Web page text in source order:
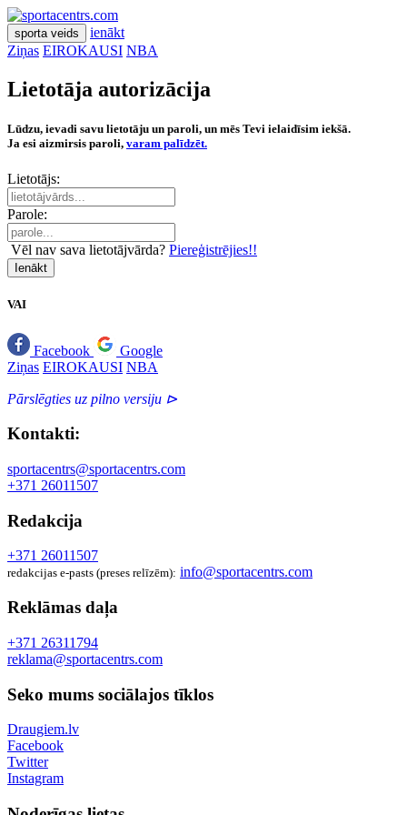
sporta veids
ienākt
Ziņas EIROKAUSI NBA
Lietotāja autorizācija
Lūdzu, ievadi savu lietotāju un paroli, un mēs Tevi ielaidīsim iekšā.
Ja esi aizmirsis paroli, varam palīdzēt.
Lietotājs:
Parole:
Vēl nav sava lietotājvārda? Piereģistrējies!!
Ienākt
VAI
Facebook
Google
Ziņas EIROKAUSI NBA
Pārslēgties uz pilno versiju ⊳
Kontakti:
sportacentrs@sportacentrs.com
+371 26011507
Redakcija
+371 26011507
redakcijas e-pasts (preses relīzēm): info@sportacentrs.com
Reklāmas daļa
+371 26311794
reklama@sportacentrs.com
Seko mums sociālajos tīklos
Draugiem.lv
Facebook
Twitter
Instagram